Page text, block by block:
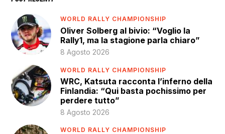
WORLD RALLY CHAMPIONSHIP
Oliver Solberg al bivio: “Voglio la
Rally1, ma la stagione parla chiaro”
8 Agosto 2026
WORLD RALLY CHAMPIONSHIP
WRC, Katsuta racconta l’inferno della
Finlandia: “Qui basta pochissimo per
perdere tutto”
8 Agosto 2026
WORLD RALLY CHAMPIONSHIP